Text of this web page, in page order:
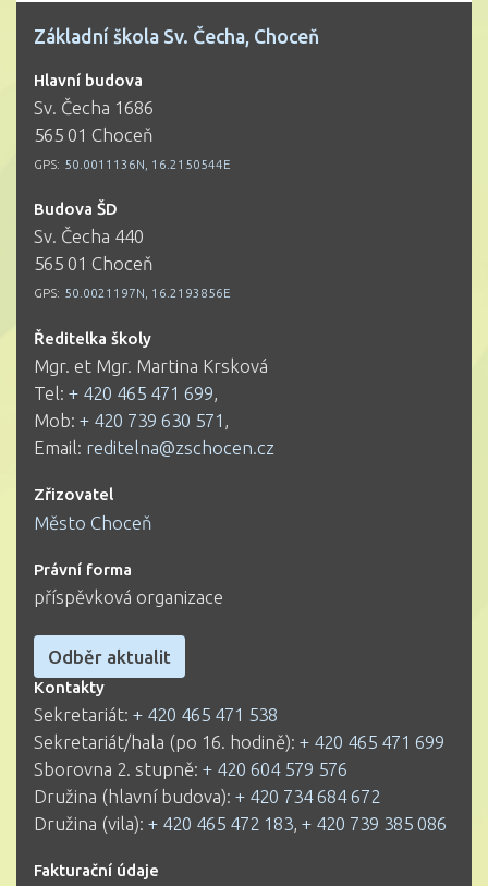
Základní škola Sv. Čecha, Choceň
Hlavní budova
Sv. Čecha 1686
565 01 Choceň
GPS: 50.0011136N, 16.2150544E
Budova ŠD
Sv. Čecha 440
565 01 Choceň
GPS: 50.0021197N, 16.2193856E
Ředitelka školy
Mgr. et Mgr. Martina Krsková
Tel: + 420 465 471 699,
Mob: + 420 739 630 571 ,
Email: reditelna@zschocen.cz
Zřizovatel
Město Choceň
Právní forma
příspěvková organizace
Odběr aktualit
Kontakty
Sekretariát: + 420 465 471 538
Sekretariát/hala (po 16. hodině): + 420 465 471 699
Sborovna 2. stupně: + 420 604 579 576
Družina (hlavní budova): + 420 734 684 672
Družina (vila): + 420 465 472 183 + 420 739 385 086
Fakturační údaje